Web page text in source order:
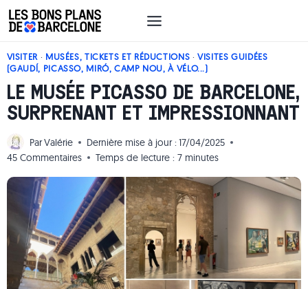
Aller
au
VISITER · MUSÉES, TICKETS ET RÉDUCTIONS ·VISITES GUIDÉES
(GAUDÍ, PICASSO, MIRÓ, CAMP NOU, À VÉLO...)
LE MUSÉE PICASSO DE BARCELONE,
SURPRENANT ET IMPRESSIONNANT
ParValérie Dernière mise à jour : 17/04/2025
45 Commentaires
Temps de lecture : 7 minutes